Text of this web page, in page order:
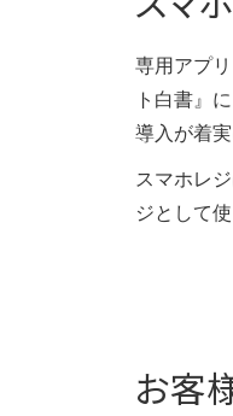
専用アプ
ト白書』
導入が着
スマホレ
ジとして
お客